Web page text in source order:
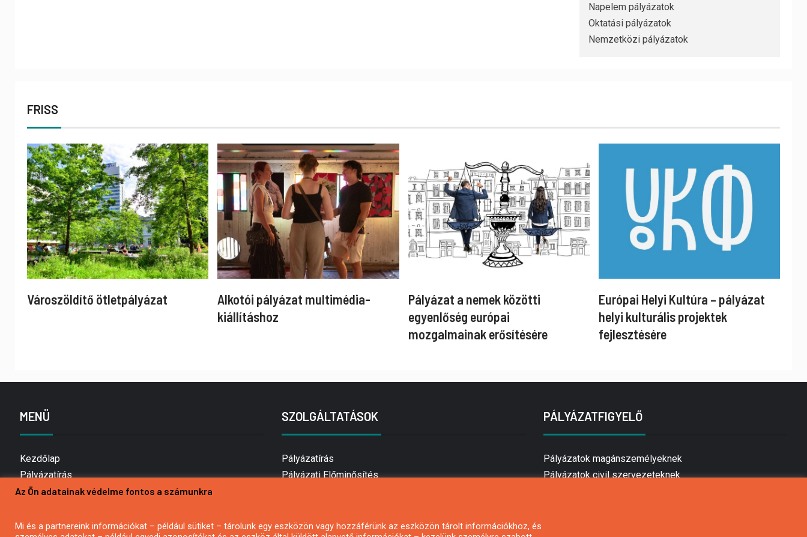
Napelem pályázatok
Oktatási pályázatok
Nemzetközi pályázatok
FRISS
Városzöldítő ötletpályázat
Alkotói pályázat multimédia-
kiállításhoz
Pályázat a nemek közötti
egyenlőség európai
mozgalmainak erősítésére
Európai Helyi Kultúra – pályázat
helyi kulturális projektek
fejlesztésére
MENÜ
Kezdőlap
Pályázatírás
Bemutatkozás
Hírlevél feliratkozás
SZOLGÁLTATÁSOK
Pályázatírás
Pályázati Előminősítés
Mezőgazdasági pályázatírás
PÁLYÁZATFIGYELŐ
Pályázatok magánszemélyeknek
Pályázatok civil szervezeteknek
Az Ön adatainak védelme fontos a számunkra
Mi és a partnereink információkat – például sütiket – tárolunk egy eszközön vagy hozzáférünk az eszközön tárolt információkhoz, és